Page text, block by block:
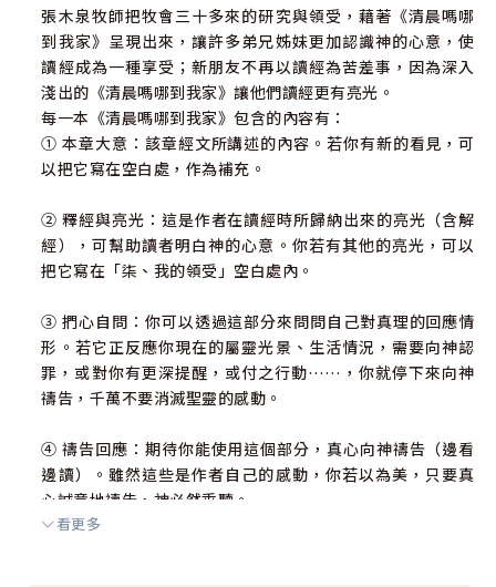
張木泉牧師把牧會三十多來的研究與領受，藉著《清晨嗎哪
到我家》呈現出來，讓許多弟兄姊妹更加認識神的心意，使
讀經成為一種享受；新朋友不再以讀經為苦差事，因為深入
淺出的《清晨嗎哪到我家》讓他們讀經更有亮光。
每一本《清晨嗎哪到我家》包含的內容有：
① 本章大意：該章經文所講述的內容。若你有新的看見，可
以把它寫在空白處，作為補充。
② 釋經與亮光：這是作者在讀經時所歸納出來的亮光（含解
經），可幫助讀者明白神的心意。你若有其他的亮光，可以
把它寫在「柒、我的領受」空白處內。
③ 捫心自問：你可以透過這部分來問問自己對真理的回應情
形。若它正反應你現在的屬靈光景、生活情況，需要向神認
罪，或對你有更深提醒，或付之行動……，你就停下來向神
禱告，千萬不要消滅聖靈的感動。
④ 禱告回應：期待你能使用這個部分，真心向神禱告（邊看
邊讀）。雖然這些是作者自己的感動，你若以為美，只要真
心誠意地禱告，神必然垂聽。
看更多